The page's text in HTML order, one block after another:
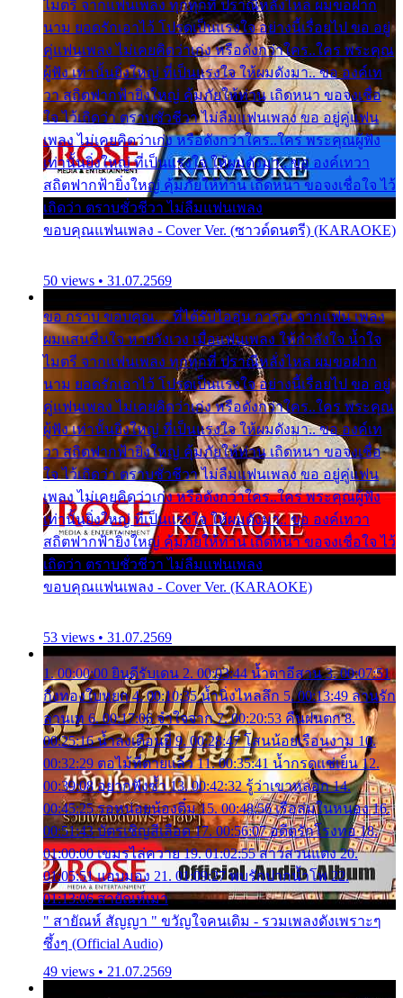
ไมตรี จากแฟนเพลง ทุกทุกที่ ปราณีหลั่งไหล ผมขอฝาก
นาม ยอดรักเอาไว้ โปรดเป็นแรงใจ อย่างนี้เรื่อยไป ขอ อยู่
คู่แฟนเพลง ไม่เคยคิดว่าเก่ง หรือดังกว่าใคร..ใคร พระคุณ
ผู้ฟัง เท่านั้นยิ่งใหญ่ ที่เป็นแรงใจ ให้ผมดังมา.. ขอ องค์เท
วา สถิตฟากฟ้ายิ่งใหญ่ คุ้มภัยให้ท่าน เถิดหนา ขอจงเชื่อ
ใจ ไว้เถิดว่า ตราบชั่วชีวา ไม่ลืมแฟนเพลง ขอ อยู่คู่แฟน
เพลง ไม่เคยคิดว่าเก่ง หรือดังกว่าใคร..ใคร พระคุณผู้ฟัง
เท่านั้นยิ่งใหญ่ ที่เป็นแรงใจ ให้ผมดังมา.. ขอ องค์เทวา
สถิตฟากฟ้ายิ่งใหญ่ คุ้มภัยให้ท่าน เถิดหนา ขอจงเชื่อใจ ไว้
เถิดว่า ตราบชั่วชีวา ไม่ลืมแฟนเพลง
ขอบคุณแฟนเพลง - Cover Ver. (ซาวด์ดนตรี) (KARAOKE)
50 views • 31.07.2569
ขอ กราบ ขอบคุณ.... ที่ได้รับไออุ่น การุณ จากแฟน เพลง
ผมแสนชื่นใจ หายวังเวง เมื่อแฟนเพลง ให้กำลังใจ น้ำใจ
ไมตรี จากแฟนเพลง ทุกทุกที่ ปราณีหลั่งไหล ผมขอฝาก
นาม ยอดรักเอาไว้ โปรดเป็นแรงใจ อย่างนี้เรื่อยไป ขอ อยู่
คู่แฟนเพลง ไม่เคยคิดว่าเก่ง หรือดังกว่าใคร..ใคร พระคุณ
ผู้ฟัง เท่านั้นยิ่งใหญ่ ที่เป็นแรงใจ ให้ผมดังมา.. ขอ องค์เท
วา สถิตฟากฟ้ายิ่งใหญ่ คุ้มภัยให้ท่าน เถิดหนา ขอจงเชื่อ
ใจ ไว้เถิดว่า ตราบชั่วชีวา ไม่ลืมแฟนเพลง ขอ อยู่คู่แฟน
เพลง ไม่เคยคิดว่าเก่ง หรือดังกว่าใคร..ใคร พระคุณผู้ฟัง
เท่านั้นยิ่งใหญ่ ที่เป็นแรงใจ ให้ผมดังมา.. ขอ องค์เทวา
สถิตฟากฟ้ายิ่งใหญ่ คุ้มภัยให้ท่าน เถิดหนา ขอจงเชื่อใจ ไว้
เถิดว่า ตราบชั่วชีวา ไม่ลืมแฟนเพลง
ขอบคุณแฟนเพลง - Cover Ver. (KARAOKE)
53 views • 31.07.2569
1. 00:00:00 ยินดีรับเดน 2. 00:03:44 น้ำตาอีสาน 3. 00:07:51
กิ่งทองใบหยก 4. 00:10:35 น้ำนิ่งไหลลึก 5. 00:13:49 ลานรัก
ลานเท 6. 00:17:06 จำใจจาก 7. 00:20:53 คืนฝนตก 8.
00:25:16 น้ำลงเดือนยี่ 9. 00:28:47 โสนน้อยเรือนงาม 10.
00:32:29 ตอไม้ที่ตายแล้ว 11. 00:35:41 น้ำกรดแช่เย็น 12.
00:39:08 อยากฟังซ้ำ 13. 00:42:32 รู้ว่าเขาหลอก 14.
00:45:25 รอหน่อยน้องติ๋ม 15. 00:48:56 เรือล่มในหนอง 16.
00:51:43 บัตรเชิญสีเลือด 17. 00:56:07 อดีตรักโรงทอ 18.
01:00:00 เขมรไล่ควาย 19. 01:02:55 สาวสวนแตง 20.
01:05:51 แอบมอง 21. 01:09:27 พบรักปากน้ำโพ 22.
01:13:06 สายัณห์เมา
" สายัณห์ สัญญา " ขวัญใจคนเดิม - รวมเพลงดังเพราะๆ
ซึ้งๆ (Official Audio)
49 views • 21.07.2569